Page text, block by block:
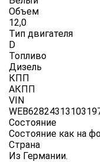
Объем
12,0
Тип двигателя
D
Топливо
Дизель
КПП
АКПП
VIN
Состояние
Состояние как на
Cтрана
Из Германии.